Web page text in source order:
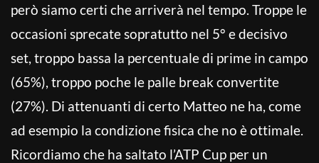
però siamo certi che arriverà nel tempo. Troppe le
occasioni sprecate sopratutto nel 5° e decisivo
set, troppo bassa la percentuale di prime in campo
(65%), troppo poche le palle break convertite
(27%). Di attenuanti di certo Matteo ne ha, come
ad esempio la condizione fisica che no è ottimale.
Ricordiamo che ha saltato l’ATP Cup per un